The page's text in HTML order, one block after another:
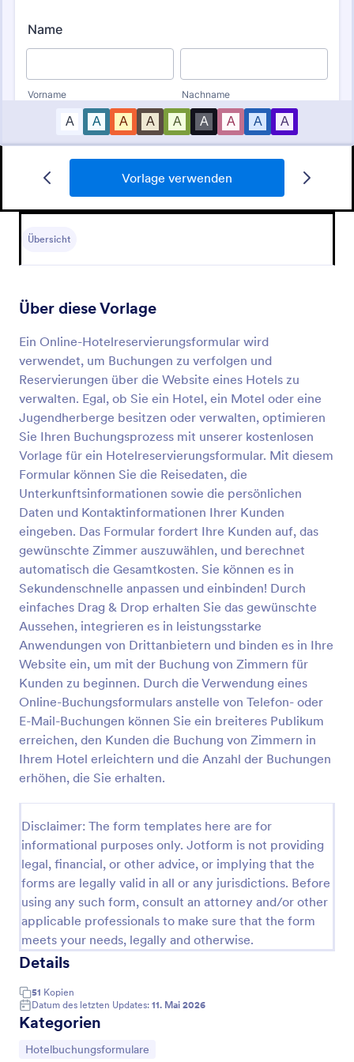
Vorlage verwenden
Übersicht
Über diese Vorlage
Ein Online-Hotelreservierungsformular wird
verwendet, um Buchungen zu verfolgen und
Reservierungen über die Website eines Hotels zu
verwalten. Egal, ob Sie ein Hotel, ein Motel oder eine
Jugendherberge besitzen oder verwalten, optimieren
Sie Ihren Buchungsprozess mit unserer kostenlosen
Vorlage für ein Hotelreservierungsformular. Mit diesem
Formular können Sie die Reisedaten, die
Unterkunftsinformationen sowie die persönlichen
Daten und Kontaktinformationen Ihrer Kunden
eingeben. Das Formular fordert Ihre Kunden auf, das
gewünschte Zimmer auszuwählen, und berechnet
automatisch die Gesamtkosten. Sie können es in
Sekundenschnelle anpassen und einbinden! Durch
einfaches Drag & Drop erhalten Sie das gewünschte
Aussehen, integrieren es in leistungsstarke
Anwendungen von Drittanbietern und binden es in Ihre
Website ein, um mit der Buchung von Zimmern für
Kunden zu beginnen. Durch die Verwendung eines
Online-Buchungsformulars anstelle von Telefon- oder
E-Mail-Buchungen können Sie ein breiteres Publikum
erreichen, den Kunden die Buchung von Zimmern in
Ihrem Hotel erleichtern und die Anzahl der Buchungen
erhöhen, die Sie erhalten.
Disclaimer: The form templates here are for
informational purposes only. Jotform is not providing
legal, financial, or other advice, or implying that the
forms are legally valid in all or any jurisdictions. Before
using any such form, consult an attorney and/or other
applicable professionals to make sure that the form
meets your needs, legally and otherwise.
Details
51 Kopien
Datum des letzten Updates: 11. Mai 2026
Kategorien
Zur Kategorie:
Hotelbuchungsformulare
Pension
in einer Pension
Vorschau
Hotel Check In Formular
Mit dem Hotel-Check-In-Formular können Hotels
die Check-In- und Check-Out-Daten des Kunden
mit grundlegenden persönlichen Informationen
erfassen. Ein Hotel-Check-in-Formular ist ein
Dokument, das ein Hotelgast bei seiner Ankunft in
einem Hotel ausfüllt. Verwenden Sie eine kostenlose
Vorlage für ein Hotel-Check-in-Formular, um den
Check-in-Prozess in Ihrem Hotel zu optimieren und
die Ankunftsdaten der Gäste zu erfassen. Passen Sie
das Formular einfach an den Stil Ihres Hotels an und
fügen Sie einen Slogan hinzu, um Ihr Hotel zu
bewerben. Mit dem Formulargenerator von Jotform
können Sie ganz einfach Marken, Logos und vieles
mehr hinzufügen - im Handumdrehen haben Sie ein
Als Hotelgast können Sie das Hotel-Check-in-
Formular auf Ihrem Computer oder Ihrem mobilen
Gerät ausfüllen. Für beide Plattformen steht auch
Sekundenschnelle von unterwegs ausfüllen können!
Go to Category:
Hotelbuchungsformulare
Vorlage verwenden
Vorschau